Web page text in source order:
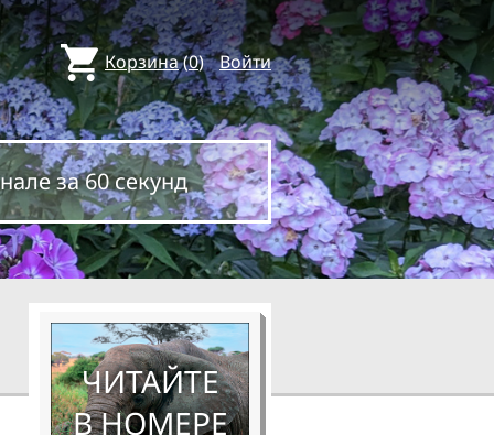
Корзина(0) Войти
за 60 секунд
ЧИТАЙТЕ
В НОМЕРЕ